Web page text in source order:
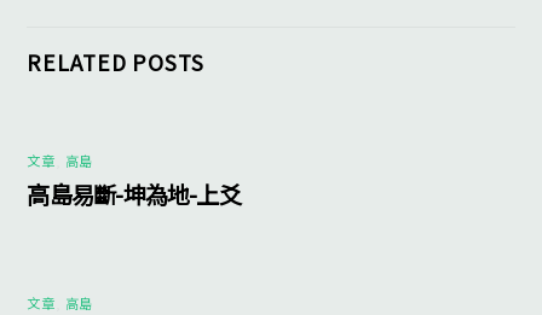
RELATED POSTS
文章 高島
高島易斷-坤為地-上爻
文章 高島